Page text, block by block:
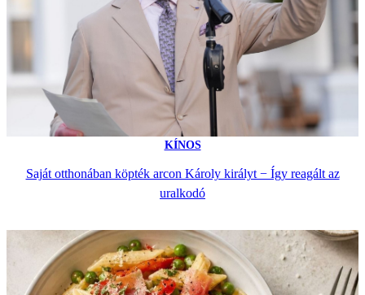
KÍNOS
Saját otthonában köpték arcon Károly királyt − Így reagált az
uralkodó